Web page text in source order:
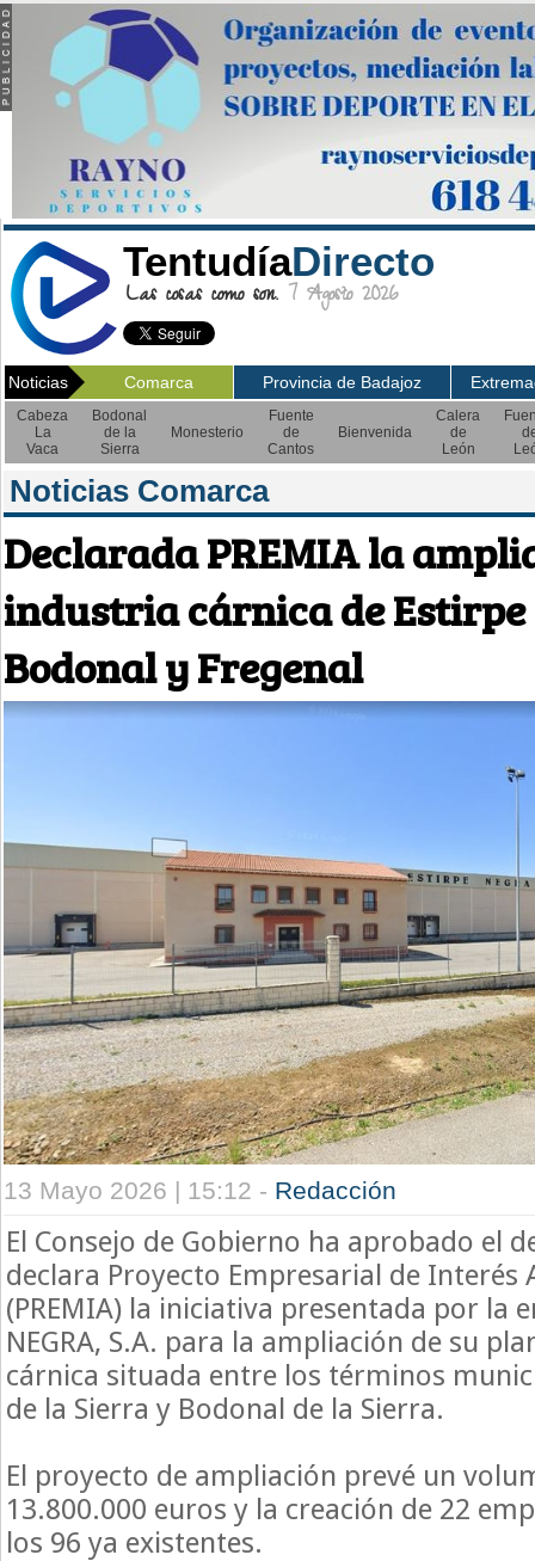
TentudíaDirecto
Las cosas como son. 7 Agosto 2026
Noticias Comarca Provincia de Badajoz
Cabeza
La
Vaca
Bodonal
de la
Sierra
Monesterio
Fuente
de
Cantos
Bienvenida
Calera
de
León
Noticias Comarca
Declarada PREMIA la
industria cárnica de
Bodonal y Fregenal
13 Mayo 2026 | 15:12 - Redacción
El Consejo de Gobierno ha aprobado el
declara Proyecto Empresarial de Interés
(PREMIA) la iniciativa presentada por la
NEGRA, S.A. para la ampliación de su
cárnica situada entre los términos
de la Sierra y Bodonal de la Sierra.
El proyecto de ampliación prevé un
13.800.000 euros y la creación de 22
los 96 ya existentes.